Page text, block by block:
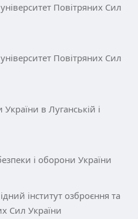
Повітряних Сил
Повітряних Сил
в Луганській і
і оборони України
інститут озброєння та
Сил України